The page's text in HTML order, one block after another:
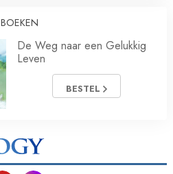
BOEKEN
De Weg naar een Gelukkig
Leven
BESTEL